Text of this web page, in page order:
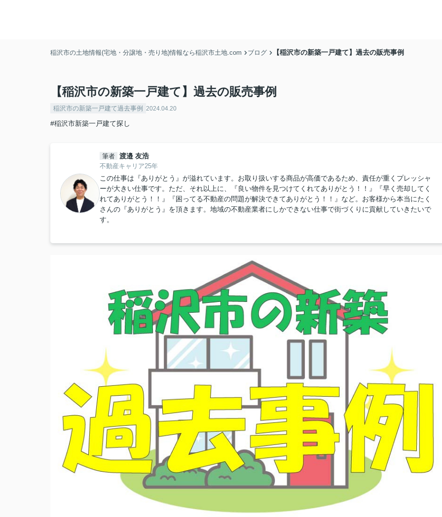
稲沢市の土地情報(宅地・分譲地・売り地)情報なら稲沢市土地.com ブログ 【稲沢市の新築一戸建て】過去の販売事例
【稲沢市の新築一戸建て】過去の販売事例
稲沢市の新築一戸建て過去事例 2024.04.20
#稲沢市新築一戸建て探し
筆者 渡邉 友浩
不動産キャリア25年
この仕事は『ありがとう』が溢れています。お取り扱いする商品が高価であるため、責任が重くプレッシャ
ーが大きい仕事です。ただ、それ以上に、『良い物件を見つけてくれてありがとう！！』『早く売却してく
れてありがとう！！』『困ってる不動産の問題が解決できてありがとう！！』など。お客様から本当にたく
さんの『ありがとう』を頂きます。地域の不動産業者にしかできない仕事で街づくりに貢献していきたいで
す。